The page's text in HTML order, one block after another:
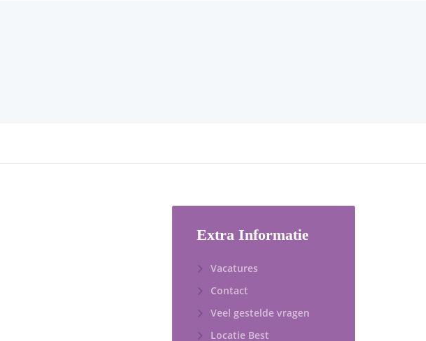
Extra Informatie
Vacatures
Contact
Veel gestelde vragen
Locatie Best